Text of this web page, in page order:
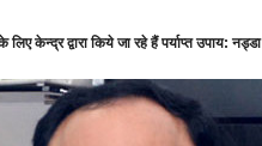
केन्द्र द्वारा किये जा रहे हैं पर्याप्त उपाय: नड्डा